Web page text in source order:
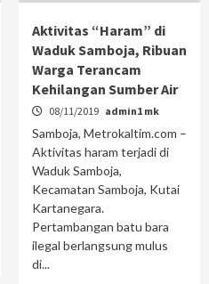
Aktivitas “Haram” di
Waduk Samboja, Ribuan
Warga Terancam
Kehilangan Sumber Air
08/11/2019 admin1 mk
Samboja, Metrokaltim.com –
Aktivitas haram terjadi di
Waduk Samboja,
Kecamatan Samboja, Kutai
Kartanegara.
Pertambangan batu bara
ilegal berlangsung mulus
di...